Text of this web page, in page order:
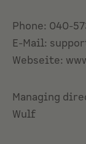
Phone: 040-
E-Mail:
Webseite:
Managing
Wulf